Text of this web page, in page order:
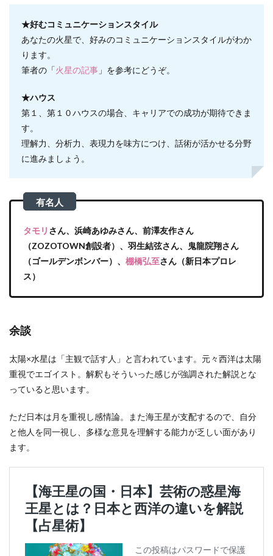
★好むコミュニケーションスタイル
あなたの火星で、好みのコミュニケーションスタイルがわか
ります。
筆者の「火星の記事 」を参考にどうぞ。
★ハウス
第１、第１０ハウスの場合、キャリアでの成功が期待できま
す。
理解力、分析力、表現力を味方につけ、話術が活かせる分野
に進みましょう。
タモリ さん、浜崎あゆみさん、前澤友作さん
（ZOZOTOWN創設者）、羽生結弦さん、鬼龍院翔さん
（ゴールデンボンバー）、 棚橋弘至さん（新日本プロレ
ス）
余談
太陽×水星は「主観で話す人」と言われています。元々西洋は太陽
重視でエゴイスト。解釈もそういった感じが強調された解説とな
っていると思います。
ただ日本は月を重視し感情論。また海王星が支配するので、自分
と他人を同一視し、多様な意見を理解する能力が乏しい面があり
ます。